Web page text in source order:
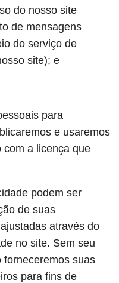
do nosso site
de mensagens
do serviço de
site); e
para
e usaremos
com a licença que
podem ser
de suas
através do
no site. Sem seu
forneceremos suas
para fins de